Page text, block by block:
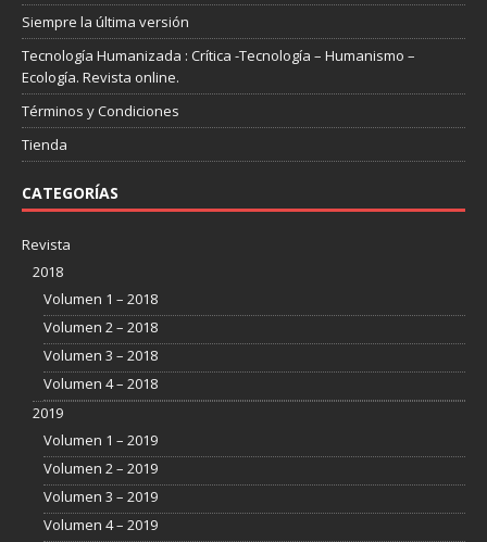
Siempre la última versión
Tecnología Humanizada : Crítica -Tecnología – Humanismo –
Ecología. Revista online.
Términos y Condiciones
Tienda
CATEGORÍAS
Revista
2018
Volumen 1 – 2018
Volumen 2 – 2018
Volumen 3 – 2018
Volumen 4 – 2018
2019
Volumen 1 – 2019
Volumen 2 – 2019
Volumen 3 – 2019
Volumen 4 – 2019